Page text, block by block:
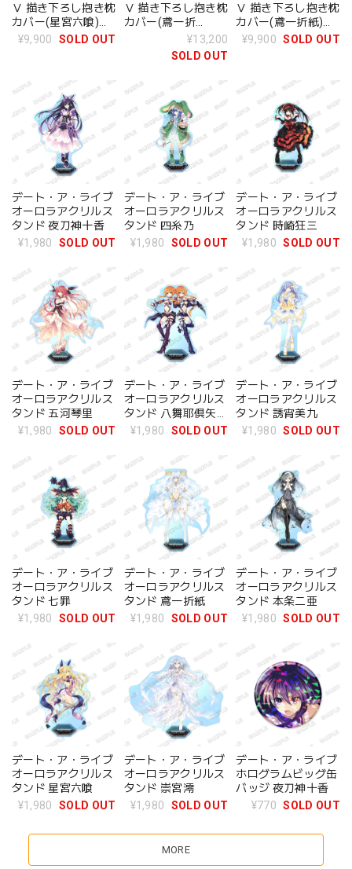
Ⅴ 描き下ろし抱き枕
カバー(星宮六喰)ス
ムース
¥9,900 SOLD OUT
Ⅴ 描き下ろし抱き枕
カバー(鳶一折
紙)2WAYトリコット
¥13,200
SOLD OUT
Ⅴ 描き下ろし抱き枕
カバー(鳶一折紙)ス
ムース
¥9,900 SOLD OUT
デート・ア・ライブ
オーロラアクリルス
タンド 夜刀神十香
¥1,980
SOLD OUT
デート・ア・ライブ
オーロラアクリルス
タンド 四糸乃
¥1,980
SOLD OUT
デート・ア・ライブ
オーロラアクリルス
タンド 時崎狂三
¥1,980 SOLD OUT
デート・ア・ライブ
オーロラアクリルス
タンド 五河琴里
¥1,980
SOLD OUT
デート・ア・ライブ
オーロラアクリルス
タンド 八舞耶倶矢&
八舞夕弦
¥1,980 SOLD OUT
デート・ア・ライブ
オーロラアクリルス
タンド 誘宵美九
¥1,980 SOLD OUT
デート・ア・ライブ
オーロラアクリルス
タンド 七罪
¥1,980
SOLD OUT
デート・ア・ライブ
オーロラアクリルス
タンド 鳶一折紙
¥1,980
SOLD OUT
デート・ア・ライブ
オーロラアクリルス
タンド 本条二亜
¥1,980 SOLD OUT
デート・ア・ライブ
オーロラアクリルス
タンド 星宮六喰
¥1,980
SOLD OUT
デート・ア・ライブ
オーロラアクリルス
タンド 崇宮澪
¥1,980
SOLD OUT
デート・ア・ライブ
ホログラムビッグ缶
バッジ 夜刀神十香
¥770 SOLD OUT
MORE